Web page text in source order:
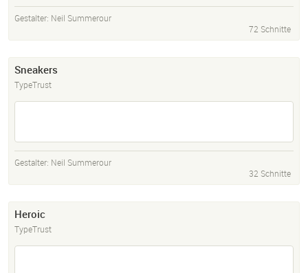
Gestalter: Neil Summerour
72 Schnitte
Sneakers
TypeTrust
Gestalter: Neil Summerour
32 Schnitte
Heroic
TypeTrust